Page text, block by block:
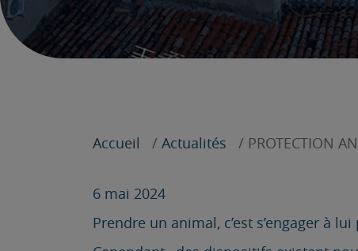
Accueil Actualités PROTECTION
6 mai 2024
Prendre un animal, c’est s’engager à